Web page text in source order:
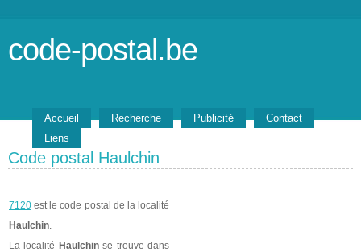
code-postal.be
Accueil Recherche Publicité
Contact
Liens
Code postal Haulchin
7120 est le code postal de la localité
Haulchin.
La localité Haulchinse trouve dans